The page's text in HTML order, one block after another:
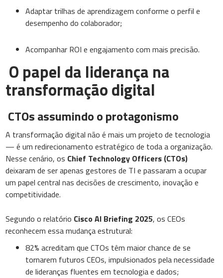
Adaptar trilhas de aprendizagem conforme o perfil e
desempenho do colaborador;
Acompanhar ROI e engajamento com mais precisão.
O papel da liderança na
transformação digital
CTOs assumindo o protagonismo
A transformação digital não é mais um projeto de tecnologia
— é um redirecionamento estratégico de toda a organização.
Nesse cenário, os Chief Technology Officers (CTOs)
deixaram de ser apenas gestores de TI e passaram a ocupar
um papel central nas decisões de crescimento, inovação e
competitividade.
Segundo o relatório Cisco AI Briefing 2025, os CEOs
reconhecem essa mudança estrutural:
82% acreditam que CTOs têm maior chance de se
tornarem futuros CEOs, impulsionados pela necessidade
de lideranças fluentes em tecnologia e dados;